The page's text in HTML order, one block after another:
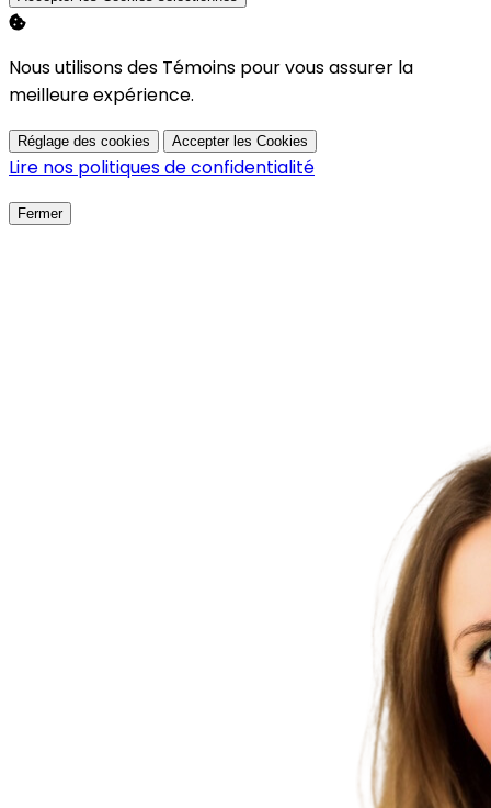
Nous utilisons des Témoins pour vous assurer la
meilleure expérience.
Réglage des cookies Accepter les Cookies
Lire nos politiques de confidentialité
Fermer